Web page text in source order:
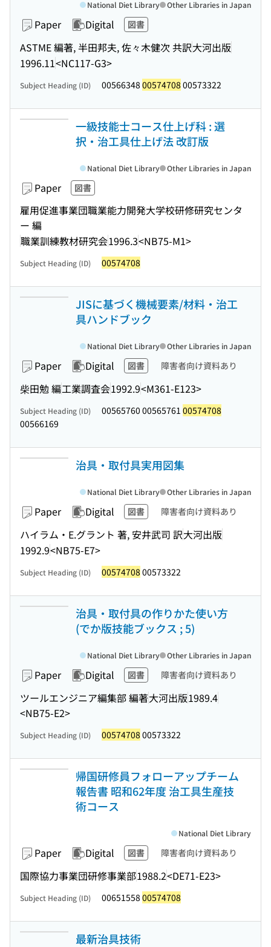
Paper Digital 図書
ASTME 編著, 半田邦夫, 佐々木健次 共訳大河出版
1996.11<NC117-G3>
National Diet Library Other Libraries in Japan
Subject Heading (ID) 00566348 00574708 00573322
一級技能士コース仕上げ科 : 選
択・治工具仕上げ法 改訂版
Paper 図書
雇用促進事業団職業能力開発大学校研修研究センタ
ー 編
職業訓練教材研究会1996.3<NB75-M1>
National Diet Library Other Libraries in Japan
Subject Heading (ID) 00574708
JISに基づく機械要素/材料・治工
具ハンドブック
Paper Digital 図書 障害者向け資料あり
柴田勉 編工業調査会1992.9<M361-E123>
National Diet Library Other Libraries in Japan
Subject Heading (ID) 00565760 00565761 00574708
00566169
治具・取付具実用図集
Paper Digital 図書 障害者向け資料あり
ハイラム・E.グラント 著, 安井武司 訳大河出版
1992.9<NB75-E7>
National Diet Library Other Libraries in Japan
Subject Heading (ID) 00574708 00573322
治具・取付具の作りかた使い方
(でか版技能ブックス ; 5)
Paper Digital 図書 障害者向け資料あり
ツールエンジニア編集部 編著大河出版1989.4
<NB75-E2>
National Diet Library Other Libraries in Japan
Subject Heading (ID) 00574708 00573322
帰国研修員フォローアップチーム
報告書 昭和62年度 治工具生産技
術コース
Paper Digital 図書 障害者向け資料あり
国際協力事業団研修事業部1988.2<DE71-E23>
National Diet Library
Subject Heading (ID) 00651558 00574708
最新治具技術